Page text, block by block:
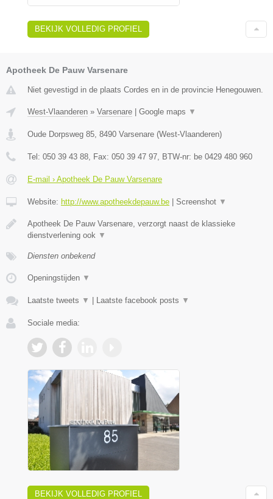
BEKIJK VOLLEDIG PROFIEL
Apotheek De Pauw Varsenare
Niet gevestigd in de plaats Cordes en in de provincie Henegouwen.
West-Vlaanderen » Varsenare Google maps ▼
Oude Dorpsweg 85 8490 Varsenare (West-Vlaanderen)
Tel: 050 39 43 88 , Fax: 050 39 47 97 , BTW-nr: be 0429 480 960
E-mail › Apotheek De Pauw Varsenare
Website: http://www.apotheekdepauw.be Screenshot ▼
Apotheek De Pauw Varsenare, verzorgt naast de klassieke
dienstverlening ook ▼
Diensten onbekend
Openingstijden ▼
Laatste tweets ▼ Laatste facebook posts ▼
Sociale media:
BEKIJK VOLLEDIG PROFIEL